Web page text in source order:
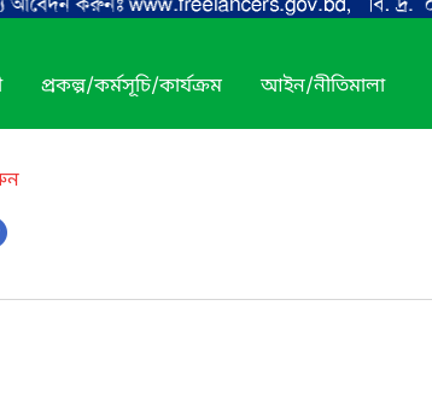
প্রকল্প/কর্মসূচি/কার্যক্রম আইন/নীতিমালা